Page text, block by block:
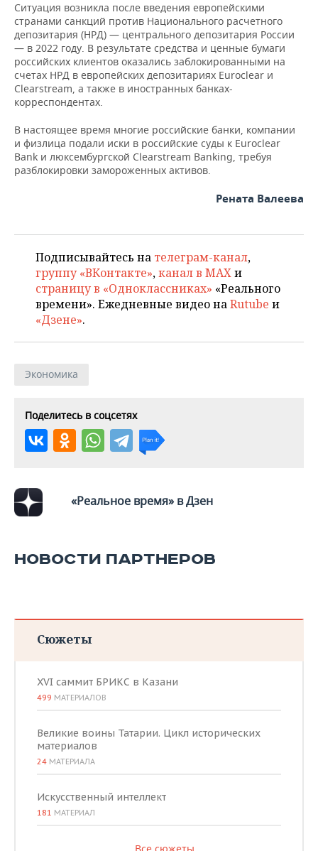
Ситуация возникла после введения европейскими
странами санкций против Национального расчетного
депозитария (НРД) — центрального депозитария России
— в 2022 году. В результате средства и ценные бумаги
российских клиентов оказались заблокированными на
счетах НРД в европейских депозитариях Euroclear и
Clearstream, а также в иностранных банках-
корреспондентах.
В настоящее время многие российские банки, компании
и физлица подали иски в российские суды к Euroclear
Bank и люксембургской Clearstream Banking, требуя
разблокировки замороженных активов.
Рената Валеева
Подписывайтесь на телеграм-канал,
группу «ВКонтакте»,канал в MAXи
страницу в «Одноклассниках» «Реального
времени». Ежедневные видео наRutube и
«Дзене».
Экономика
Поделитесь в соцсетях
«Реальное время» в Дзен
НОВОСТИ ПАРТНЕРОВ
Сюжеты
XVI саммит БРИКС в Казани
499 МАТЕРИАЛОВ
Великие воины Татарии. Цикл исторических
материалов
24 МАТЕРИАЛА
Искусственный интеллект
181 МАТЕРИАЛ